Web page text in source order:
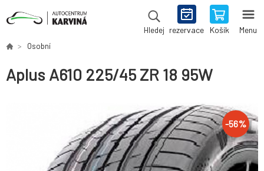
Hledej rezervace Košík Menu
Osobní
Aplus A610 225/45 ZR 18 95W
-56%